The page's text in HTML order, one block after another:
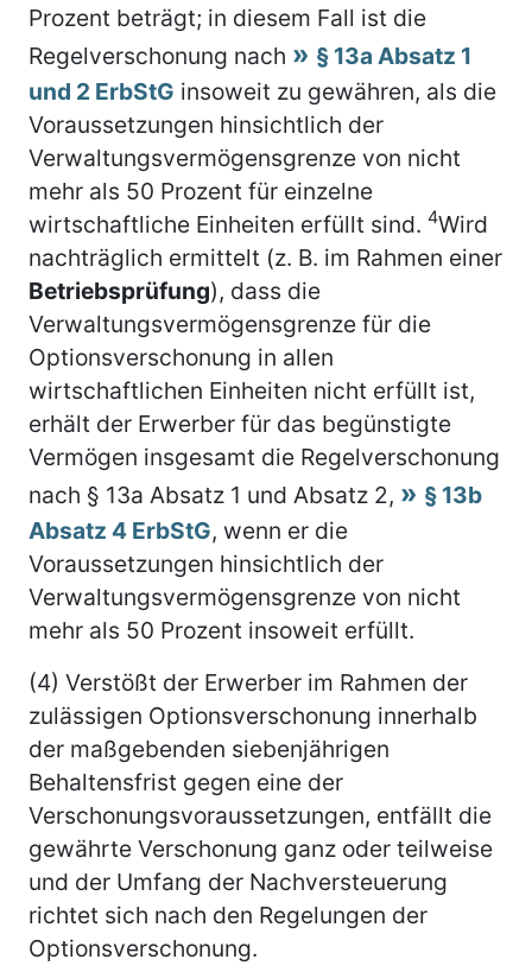
Prozent beträgt; in diesem Fall ist die
Regelverschonung nach
§ 13a Absatz 1
und 2 ErbStG insoweit zu gewähren, als die
Voraussetzungen hinsichtlich der
Verwaltungsvermögensgrenze von nicht
mehr als 50 Prozent für einzelne
wirtschaftliche Einheiten erfüllt sind. 4Wird
nachträglich ermittelt (z. B. im Rahmen einer
Betriebsprüfung), dass die
Verwaltungsvermögensgrenze für die
Optionsverschonung in allen
wirtschaftlichen Einheiten nicht erfüllt ist,
erhält der Erwerber für das begünstigte
Vermögen insgesamt die Regelverschonung
nach § 13a Absatz 1 und Absatz 2,
§ 13b
Absatz 4 ErbStG, wenn er die
Voraussetzungen hinsichtlich der
Verwaltungsvermögensgrenze von nicht
mehr als 50 Prozent insoweit erfüllt.
(4) Verstößt der Erwerber im Rahmen der
zulässigen Optionsverschonung innerhalb
der maßgebenden siebenjährigen
Behaltensfrist gegen eine der
Verschonungsvoraussetzungen, entfällt die
gewährte Verschonung ganz oder teilweise
und der Umfang der Nachversteuerung
richtet sich nach den Regelungen der
Optionsverschonung.